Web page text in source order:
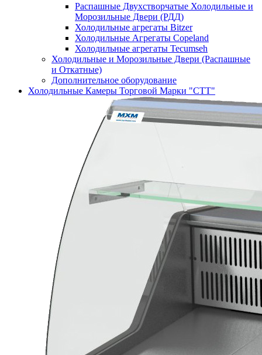
Распашные Двухстворчатые Холодильные и
Морозильные Двери (РДД)
Холодильные агрегаты Bitzer
Холодильные Агрегаты Copeland
Холодильные агрегаты Tecumseh
Холодильные и Морозильные Двери (Распашные
и Откатные)
Дополнительное оборудование
Холодильные Камеры Торговой Марки "СТТ"